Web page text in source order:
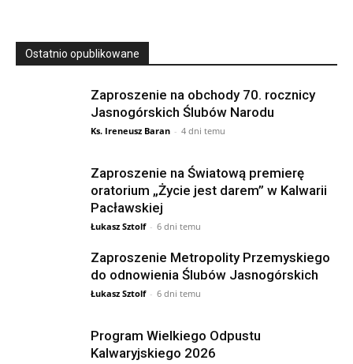
Ostatnio opublikowane
Zaproszenie na obchody 70. rocznicy
Jasnogórskich Ślubów Narodu
Ks. Ireneusz Baran - 4 dni temu
Zaproszenie na Światową premierę
oratorium „Życie jest darem” w Kalwarii
Pacławskiej
Łukasz Sztolf - 6 dni temu
Zaproszenie Metropolity Przemyskiego
do odnowienia Ślubów Jasnogórskich
Łukasz Sztolf - 6 dni temu
Program Wielkiego Odpustu
Kalwaryjskiego 2026